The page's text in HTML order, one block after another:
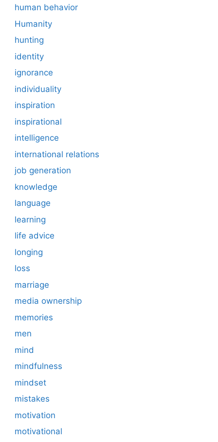
human behavior
Humanity
hunting
identity
ignorance
individuality
inspiration
inspirational
intelligence
international relations
job generation
knowledge
language
learning
life advice
longing
loss
marriage
media ownership
memories
men
mind
mindfulness
mindset
mistakes
motivation
motivational